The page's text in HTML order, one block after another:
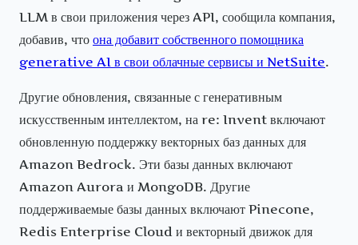
LLM в свои приложения через API, сообщила компания,
добавив, что она добавит собственного помощника
generative AI в свои облачные сервисы и NetSuite.
Другие обновления, связанные с генеративным
искусственным интеллектом, на re: Invent включают
обновленную поддержку векторных баз данных для
Amazon Bedrock. Эти базы данных включают
Amazon Aurora и MongoDB. Другие
поддерживаемые базы данных включают Pinecone,
Redis Enterprise Cloud и векторный движок для